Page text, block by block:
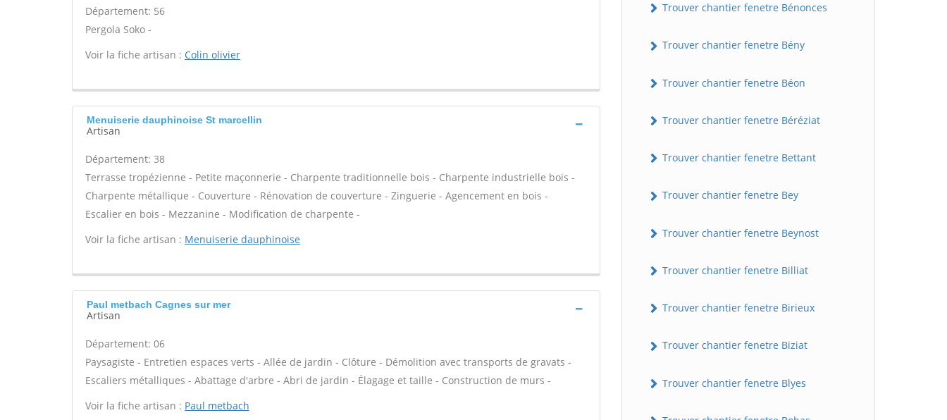
Département: 56
Pergola Soko -
Voir la fiche artisan : Colin olivier
Menuiserie dauphinoise St marcellin
Artisan
Département: 38
Terrasse tropézienne - Petite maçonnerie - Charpente traditionnelle bois - Charpente industrielle bois -
Charpente métallique - Couverture - Rénovation de couverture - Zinguerie - Agencement en bois -
Escalier en bois - Mezzanine - Modification de charpente -
Voir la fiche artisan : Menuiserie dauphinoise
Paul metbach Cagnes sur mer
Artisan
Département: 06
Paysagiste - Entretien espaces verts - Allée de jardin - Clôture - Démolition avec transports de gravats -
Escaliers métalliques - Abattage d'arbre - Abri de jardin - Élagage et taille - Construction de murs -
Voir la fiche artisan : Paul metbach
Trouver chantier fenetre Bénonces
Trouver chantier fenetre Bény
Trouver chantier fenetre Béon
Trouver chantier fenetre Béréziat
Trouver chantier fenetre Bettant
Trouver chantier fenetre Bey
Trouver chantier fenetre Beynost
Trouver chantier fenetre Billiat
Trouver chantier fenetre Birieux
Trouver chantier fenetre Biziat
Trouver chantier fenetre Blyes